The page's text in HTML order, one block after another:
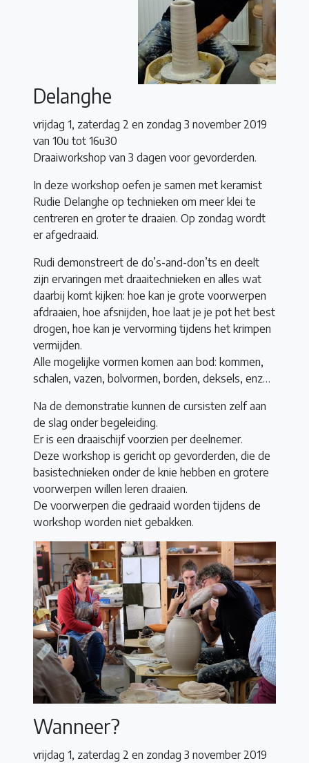
Delanghe
vrijdag 1, zaterdag 2 en zondag 3 november 2019
van 10u tot 16u30
Draaiworkshop van 3 dagen voor gevorderden.
In deze workshop oefen je samen met keramist
Rudie Delanghe op technieken om meer klei te
centreren en groter te draaien. Op zondag wordt
er afgedraaid.
Rudi demonstreert de do’s-and-don’ts en deelt
zijn ervaringen met draaitechnieken en alles wat
daarbij komt kijken: hoe kan je grote voorwerpen
afdraaien, hoe afsnijden, hoe laat je je pot het best
drogen, hoe kan je vervorming tijdens het krimpen
vermijden.
Alle mogelijke vormen komen aan bod: kommen,
schalen, vazen, bolvormen, borden, deksels, enz…
Na de demonstratie kunnen de cursisten zelf aan
de slag onder begeleiding.
Er is een draaischijf voorzien per deelnemer.
Deze workshop is gericht op gevorderden, die de
basistechnieken onder de knie hebben en grotere
voorwerpen willen leren draaien.
De voorwerpen die gedraaid worden tijdens de
workshop worden niet gebakken.
Wanneer?
vrijdag 1, zaterdag 2 en zondag 3 november 2019